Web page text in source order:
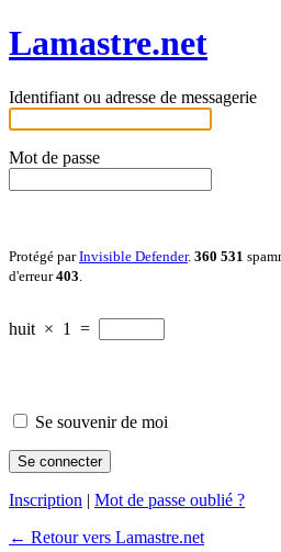
Lamastre.net
Identifiant ou adresse de messagerie
Mot de passe
Protégé parInvisible Defender. 360 531
d'erreur403
huit × 1 =
Se souvenir de moi
Inscription | Mot de passe oublié ?
← Retour vers Lamastre.net